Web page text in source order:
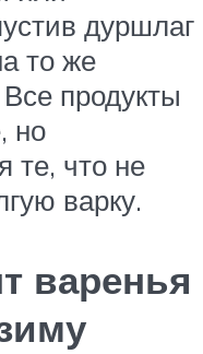
дуршлаг
то же
продукты
но
те, что не
варку.
варенья